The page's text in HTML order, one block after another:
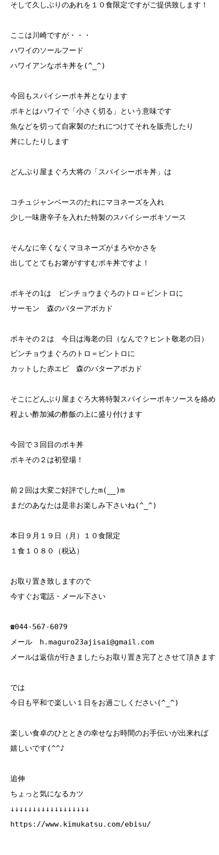
そして久しぶりのあれを１０食限定ですがご提供致します！
ここは川崎ですが・・・
ハワイのソールフード
ハワイアンなポキ丼を(^_^)
今回もスパイシーポキ丼となります
ポキとはハワイで「小さく切る」という意味です
魚などを切って自家製のたれにつけてそれを販売したり
丼にしたりします
どんぶり屋まぐろ大将の「スパイシーポキ丼」は
コチュジャンベースのたれにマヨネーズを入れ
少し一味唐辛子を入れた特製のスパイシーポキソース
そんなに辛くなくマヨネーズがまろやかさを
出してとてもお箸がすすむポキ丼ですよ！
ポキその1は ビンチョウまぐろのトロ＝ビントロに
サーモン 森のバターアボカド
ポキその２は 今日は海老の日（なんで？ヒント敬老の日）
ビンチョウまぐろのトロ＝ビントロに
カットした赤エビ 森のバターアボカド
そこにどんぶり屋まぐろ大将特製スパイシーポキソースを絡め
程よい酢加減の酢飯の上に盛り付けます
今回で３回目のポキ丼
ポキその２は初登場！
前２回は大変ご好評でしたm(__)m
まだのあなたは是非お楽しみ下さいね(^_^)
本日９月１９日（月）１０食限定
１食１０８０（税込）
お取り置き致しますので
今すぐお電話・メール下さい
☎044‐567‐6079
メール h.maguro23ajisai@gmail.com
メールは返信が行きましたらお取り置き完了とさせて頂きます
では
今日も平和で楽しい１日をお過ごしください(^_^)
楽しい食卓のひとときの幸せなお時間のお手伝いが出来れば
嬉しいです(^^♪
追伸
ちょっと気になるカツ
↓↓↓↓↓↓↓↓↓↓↓↓↓↓↓↓↓↓
https://www.kimukatsu.com/ebisu/